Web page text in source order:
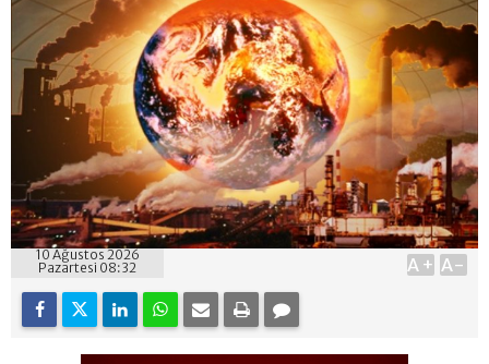
10 Ağustos 2026
Pazartesi 08:32
A+ A-